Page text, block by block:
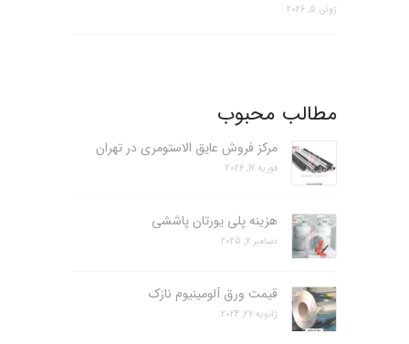
ژوئن 5, 2026
مطالب محبوب
مرکز فروش عایق الاستومری در تهران
فوریه 17, 2026
هزینه پلی یورتان پاششی
دسامبر 7, 2025
قیمت ورق آلومینیوم نازک
ژانویه 27, 2024